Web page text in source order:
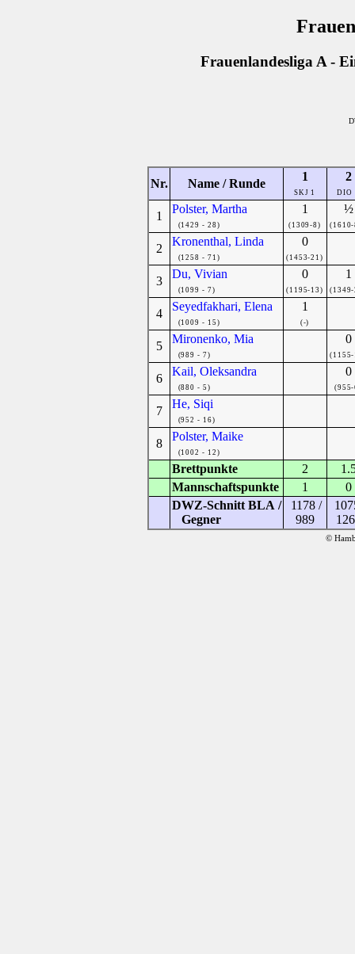
Frauenlandesliga A -
Nr. Name / Runde
1
SKJ 1
2
DIO
1
Polster, Martha
(1429 - 28)
1
(1309-8)
½
2
Kronenthal, Linda
(1258 - 71)
0
(1453-21)
3
Du, Vivian
(1099 - 7)
0
(1195-13)
1
4
Seyedfakhari, Elena
(1009 - 15)
1
(-)
5
Mironenko, Mia
(989 - 7)
0
6
Kail, Oleksandra
(880 - 5)
0
7
He, Siqi
(952 - 16)
8
Polster, Maike
(1002 - 12)
Brettpunkte 2
Mannschaftspunkte
1
0
DWZ-Schnitt BLA /
Gegner
1178 /
989
©